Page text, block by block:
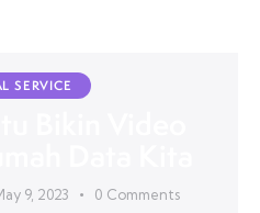
SERVICE
9, 2023 0 Comments